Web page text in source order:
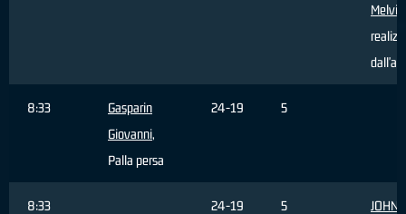
Melvin
8:33
Gasparin
Giovanni,
Palla persa
24-19 5
8:33 24-19 5